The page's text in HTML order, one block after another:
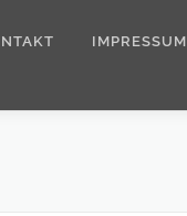
IMPRESSUM